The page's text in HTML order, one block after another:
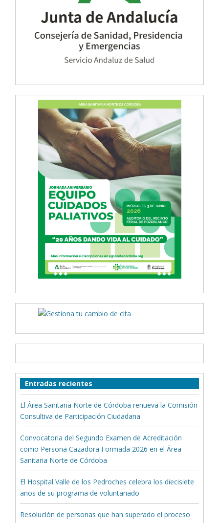
Entradas recientes
El Área Sanitaria Norte de Córdoba renueva la Comisión
Consultiva de Participación Ciudadana
Convocatoria del Segundo Examen de Acreditación
como Persona Cazadora Formada 2026 en el Área
Sanitaria Norte de Córdoba
El Hospital Valle de los Pedroches celebra los diecisiete
años de su programa de voluntariado
Resolución de personas que han superado el proceso